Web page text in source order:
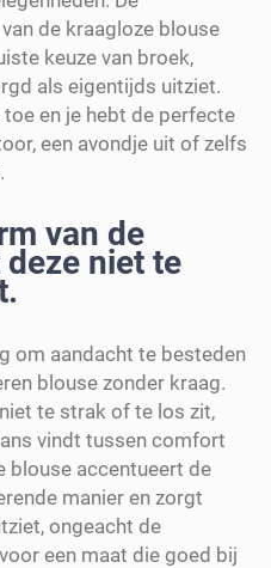
de kraagloze blouse
keuze van broek,
als eigentijds uitziet.
en je hebt de perfecte
een avondje uit of zelfs
van de
niet te
om aandacht te besteden
blouse zonder kraag.
te strak of te los zit,
vindt tussen comfort
blouse accentueert de
manier en zorgt
ongeacht de
een maat die goed bij